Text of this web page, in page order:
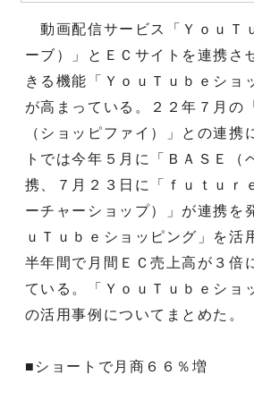
動画配信サービス「ＹｏｕＴ
ーブ）」とＥＣサイトを連携さ
きる機能「ＹｏｕＴｕｂｅショ
が高まっている。２２年７月の
（ショッピファイ）」との連携
トでは今年５月に「ＢＡＳＥ（
携、７月２３日に「ｆｕｔｕｒ
ーチャーショップ）」が連携を
ｕＴｕｂｅショッピング」を活
半年間で月間ＥＣ売上高が３倍
ている。「ＹｏｕＴｕｂｅショ
の活用事例についてまとめた。
■ショートで月商６６％増